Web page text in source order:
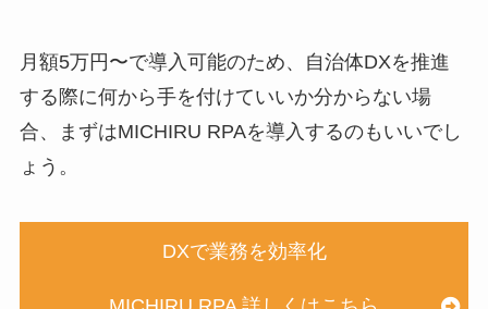
月額5万円〜で導入可能のため、自治体DXを推進
する際に何から手を付けていいか分からない場
合、まずはMICHIRU RPAを導入するのもいいでし
ょう。
DXで業務を効率化